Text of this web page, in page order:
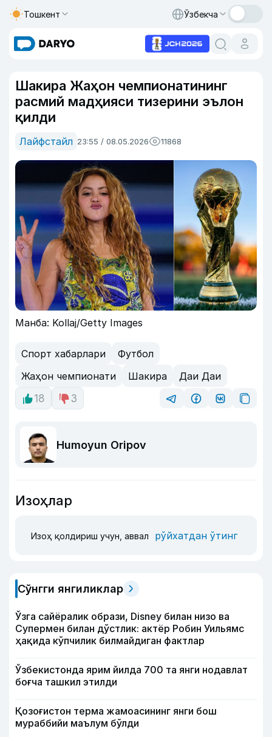
Тошкент Ўзбекча
Шакира Жаҳон чемпионатининг
расмий мадҳияси тизерини эълон
қилди
Лайфстайл 23:55 / 08.05.2026 11868
Манба: Kollaj/Getty Images
Спорт хабарлари
Футбол
Жаҳон чемпионати
Шакира
Даи Даи
18
3
Humoyun Oripov
Изоҳлар
Изоҳ қолдириш учун, аввал рўйхатдан ўтинг
Сўнгги янгиликлар
Ўзга сайёралик образи, Disney билан низо ва
Супермен билан дўстлик: актёр Робин Уильямс
ҳақида кўпчилик билмайдиган фактлар
Ўзбекистонда ярим йилда 700 та янги нодавлат
боғча ташкил этилди
Қозоғистон терма жамоасининг янги бош
мураббийи маълум бўлди